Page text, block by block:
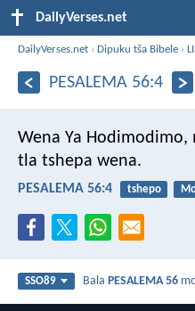
DailyVerses.net
DailyVerses.net ›Dipuku tša Bibele ›
PESALEMA 56:4
Wena Ya Hodimodimo,
tla tshepa wena.
PESALEMA 56:4 tshepo
SSO89 BalaPESALEMA 56